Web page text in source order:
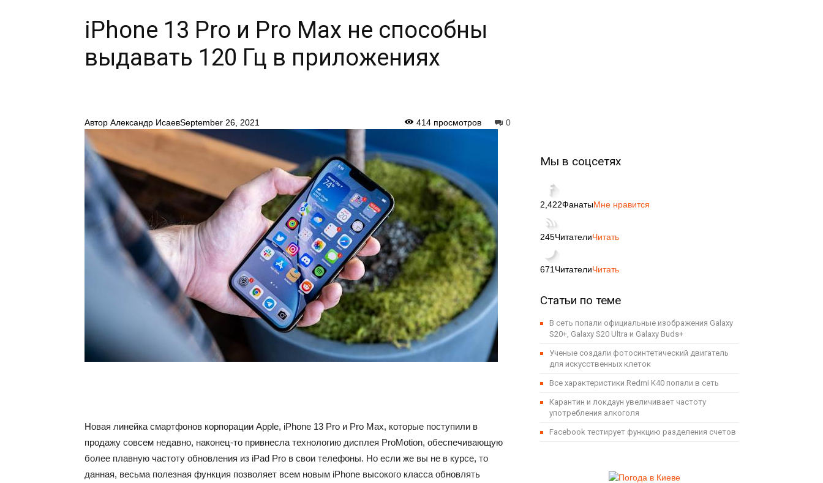
iPhone 13 Pro и Pro Max не способны
выдавать 120 Гц в приложениях
Автор Александр ИсаевSeptember 26, 2021 0
414 просмотров
Новая линейка смартфонов корпорации Apple, iPhone 13 Pro и Pro Max, которые поступили в
продажу совсем недавно, наконец-то привнесла технологию дисплея ProMotion, обеспечивающую
более плавную частоту обновления из iPad Pro в свои телефоны. Но если же вы не в курсе, то
данная, весьма полезная функция позволяет всем новым iPhone высокого класса обновлять
Мы в соцсетях
2,422ФанатыМне нравится
245ЧитателиЧитать
671 ЧитателиЧитать
Статьи по теме
В сеть попали официальные изображения Galaxy
S20+, Galaxy S20 Ultra и Galaxy Buds+
Ученые создали фотосинтетический двигатель
для искусственных клеток
Все характеристики Redmi K40 попали в сеть
Карантин и локдаун увеличивает частоту
употребления алкоголя
Facebook тестирует функцию разделения счетов